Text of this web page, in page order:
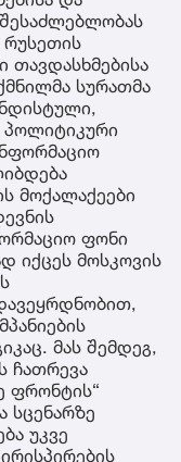
თავდასხმებისა
სურათმა
პოლიტიკური
მოქალაქეები
ფონი
იქცეს მოსკოვის
მას შემდეგ,
ჩათრევა
ფრონტის“
სცენარზე
უკვე